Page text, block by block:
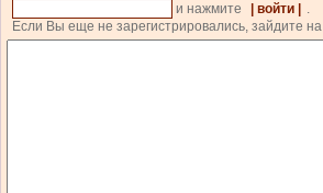
и нажмите
| войти |
.
Если Вы еще не зарегистрировались, зайдите на